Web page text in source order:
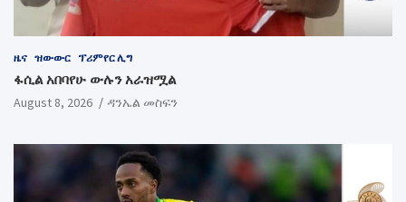
ዜና ዝውውር ፕሪምየር ሊግ
ፋሲል አበባየሁ ውሉን አራዝሟል
August 8, 2026 ዳንኤል መስፍን